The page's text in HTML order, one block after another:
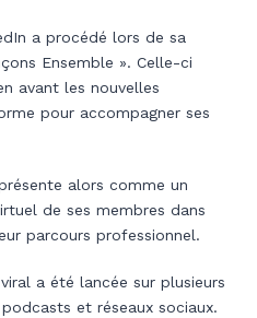
a procédé lors de sa
Ensemble ». Celle-ci
avant les nouvelles
pour accompagner ses
alors comme un
de ses membres dans
parcours professionnel.
a été lancée sur plusieurs
et réseaux sociaux.